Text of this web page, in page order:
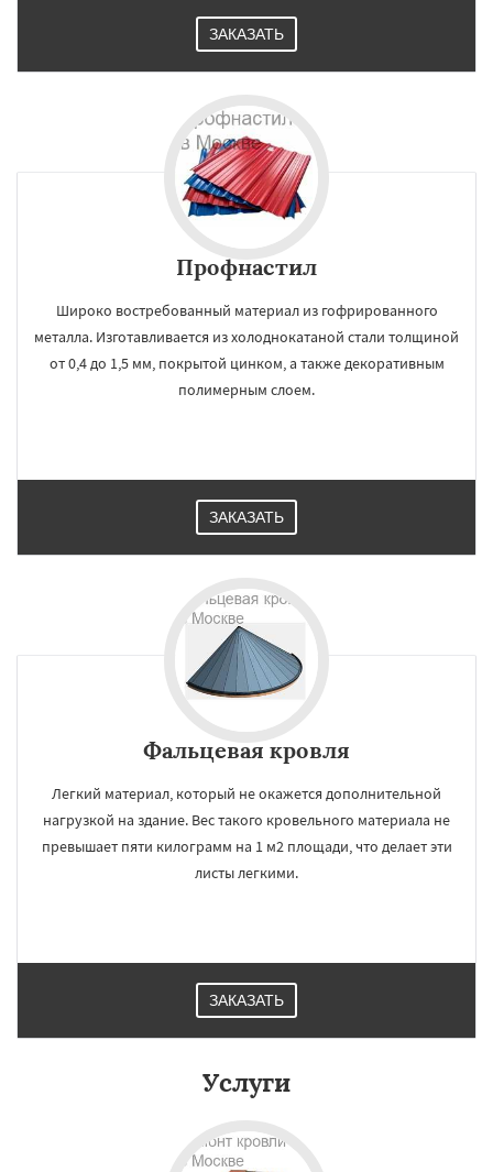
ЗАКАЗАТЬ
Профнастил
Широко востребованный материал из гофрированного
металла. Изготавливается из холоднокатаной стали толщиной
от 0,4 до 1,5 мм, покрытой цинком, а также декоративным
полимерным слоем.
ЗАКАЗАТЬ
Фальцевая кровля
Легкий материал, который не окажется дополнительной
нагрузкой на здание. Вес такого кровельного материала не
превышает пяти килограмм на 1 м2 площади, что делает эти
листы легкими.
ЗАКАЗАТЬ
Услуги